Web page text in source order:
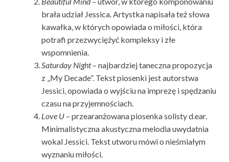
brała udział Jessica. Artystka napisała też słowa
kawałka, w których opowiada o miłości, która
potrafi przezwyciężyć kompleksy i złe
wspomnienia.
Saturday Night– najbardziej taneczna propozycja
z „My Decade”. Tekst piosenki jest autorstwa
Jessici, opowiada o wyjściu na imprezę i spędzaniu
czasu na przyjemnościach.
Love U – przearanżowana piosenka solisty d.ear.
Minimalistyczna akustyczna melodia uwydatnia
wokal Jessici. Tekst utworu mówi o nieśmiałym
wyznaniu miłości.